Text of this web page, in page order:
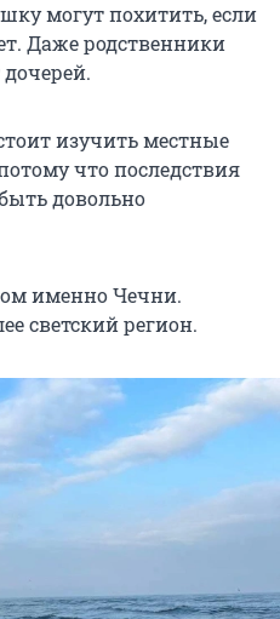
могут похитить, если
Даже родственники
изучить местные
что последствия
довольно
именно Чечни.
светский регион.